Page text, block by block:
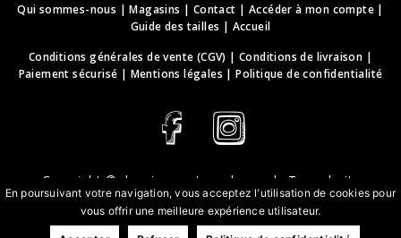
Qui sommes-nous |Magasins | Contact | Accéder à mon compte|
Guide des tailles | Accueil
Conditions générales de vente (CGV) |Conditions de livraison |
Paiement sécurisé | Mentions légales |Politique de confidentialité
Copyright © deguisements-cadeaux.ch
. Tous droits
réservés.
Conception & développement web | webbih.com
En poursuivant votre navigation, vous acceptez l'utilisation de cookies pour
vous offrir une meilleure expérience utilisateur.